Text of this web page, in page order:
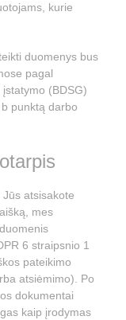
kurie
duomenys bus
pagal
(BDSG)
punktą darbo
atsisakote
mes
6 straipsnio 1
pateikimo
atsiėmimo). Po
dokumentai
kaip įrodymas